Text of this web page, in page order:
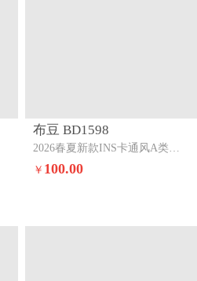
布豆 BD1598
2026春夏新款INS卡通风A类全棉双层纱三四件套浅蓝絮花
￥ 100.00